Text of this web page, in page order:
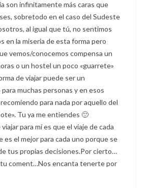
son infinitamente más caras que
sobretodo en el caso del Sudeste
al igual que tú, no sentimos
en la miseria de esta forma pero
vemos/conocemos compensa un
o un hostel un poco «guarrete»
de viajar puede ser un
muchas personas y en esos
para nada por aquello del
Tu ya me entiendes 🙂
para mí es que el viaje de cada
es el mejor para cada uno porque se
tus propias decisiones.Por cierto…
tu coment…Nos encanta tenerte por